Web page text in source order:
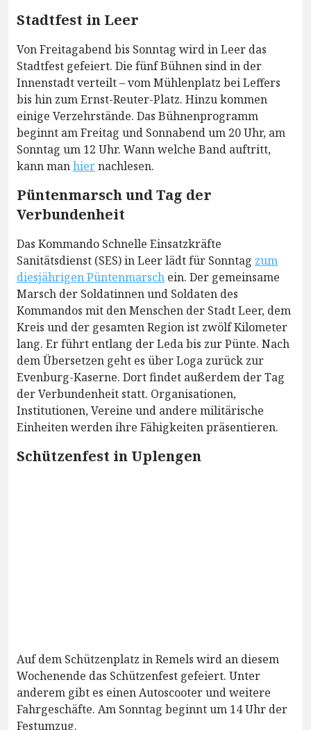
Stadtfest in Leer
Von Freitagabend bis Sonntag wird in Leer das
Stadtfest gefeiert. Die fünf Bühnen sind in der
Innenstadt verteilt – vom Mühlenplatz bei Leffers
bis hin zum Ernst-Reuter-Platz. Hinzu kommen
einige Verzehrstände. Das Bühnenprogramm
beginnt am Freitag und Sonnabend um 20 Uhr, am
Sonntag um 12 Uhr. Wann welche Band auftritt,
kann manhiernachlesen.
Püntenmarsch und Tag der
Verbundenheit
Das Kommando Schnelle Einsatzkräfte
Sanitätsdienst (SES) in Leer lädt für Sonntag zum
diesjährigen Püntenmarsch ein. Der gemeinsame
Marsch der Soldatinnen und Soldaten des
Kommandos mit den Menschen der Stadt Leer, dem
Kreis und der gesamten Region ist zwölf Kilometer
lang. Er führt entlang der Leda bis zur Pünte. Nach
dem Übersetzen geht es über Loga zurück zur
Evenburg-Kaserne. Dort findet außerdem der Tag
der Verbundenheit statt. Organisationen,
Institutionen, Vereine und andere militärische
Einheiten werden ihre Fähigkeiten präsentieren.
Schützenfest in Uplengen
Auf dem Schützenplatz in Remels wird an diesem
Wochenende das Schützenfest gefeiert. Unter
anderem gibt es einen Autoscooter und weitere
Fahrgeschäfte. Am Sonntag beginnt um 14 Uhr der
Festumzug.